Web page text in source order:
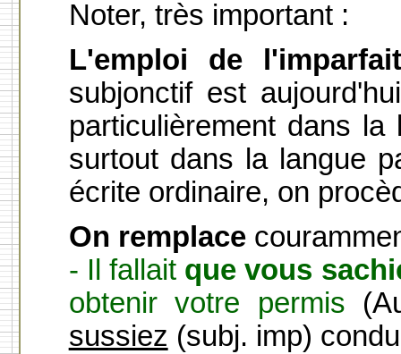
Noter, très important :
L'emploi de
subjonctif est
particulièrement dans
surtout dans la langue
écrite ordinaire, on
On remplace
- Il fallait que vous
obtenir votre permis
sussiez (subj. imp)